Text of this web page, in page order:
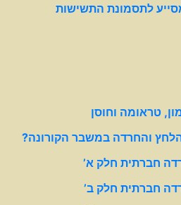
לתסמונת התשישות
טראומה וחוסן
והחרדה במשבר הקורונה?
חברתית חלק א’
חברתית חלק ב’